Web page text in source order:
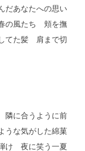
だあなたへの思い
の風たち 頬を撫
てた髪 肩まで切
に合うように前
うな気がした綿菓
夜に笑う一夏